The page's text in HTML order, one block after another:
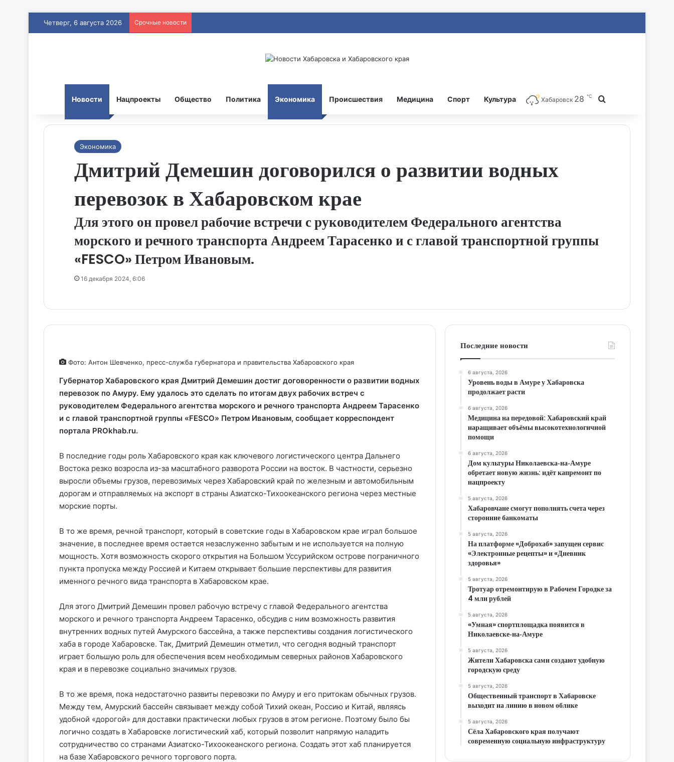
Четверг, 6 августа 2026 Срочные новости
Новости Нацпроекты Общество Политика Экономика Происшествия Медицина Спорт Культура Хабаровск 28 ℃
Экономика
Дмитрий Демешин договорился о развитии водных
перевозок в Хабаровском крае
Для этого он провел рабочие встречи с руководителем Федерального агентства
морского и речного транспорта Андреем Тарасенко и с главой транспортной группы
«FESCO» Петром Ивановым.
16 декабря 2024, 6:06
Фото: Антон Шевченко, пресс-служба губернатора и правительства Хабаровского края
Губернатор Хабаровского края Дмитрий Демешин достиг договоренности о развитии водных
перевозок по Амуру. Ему удалось это сделать по итогам двух рабочих встреч с
руководителем Федерального агентства морского и речного транспорта Андреем Тарасенко
и с главой транспортной группы «FESCO» Петром Ивановым, сообщает корреспондент
портала PROkhab.ru.
В последние годы роль Хабаровского края как ключевого логистического центра Дальнего
Востока резко возросла из-за масштабного разворота России на восток. В частности, серьезно
выросли объемы грузов, перевозимых через Хабаровский край по железным и автомобильным
дорогам и отправляемых на экспорт в страны Азиатско-Тихоокеанского региона через местные
морские порты.
В то же время, речной транспорт, который в советские годы в Хабаровском крае играл большое
значение, в последнее время остается незаслуженно забытым и не используется на полную
мощность. Хотя возможность скорого открытия на Большом Уссурийском острове пограничного
пункта пропуска между Россией и Китаем открывает большие перспективы для развития
именного речного вида транспорта в Хабаровском крае.
Для этого Дмитрий Демешин провел рабочую встречу с главой Федерального агентства
морского и речного транспорта Андреем Тарасенко, обсудив с ним возможность развития
внутренних водных путей Амурского бассейна, а также перспективы создания логистического
хаба в городе Хабаровске. Так, Дмитрий Демешин отметил, что сегодня водный транспорт
играет большую роль для обеспечения всем необходимым северных районов Хабаровского
края и в перевозке социально значимых грузов.
В то же время, пока недостаточно развиты перевозки по Амуру и его притокам обычных грузов.
Между тем, Амурский бассейн связывает между собой Тихий океан, Россию и Китай, являясь
удобной «дорогой» для доставки практически любых грузов в этом регионе. Поэтому было бы
логично создать в Хабаровске логистический хаб, который позволит напрямую наладить
сотрудничество со странами Азиатско-Тихоокеанского региона. Создать этот хаб планируется
на базе Хабаровского речного торгового порта.
Последние новости
6 августа, 2026
Уровень воды в Амуре у Хабаровска
продолжает расти
6 августа, 2026
Медицина на передовой: Хабаровский край
наращивает объёмы высокотехнологичной
помощи
6 августа, 2026
Дом культуры Николаевска‑на‑Амуре
обретает новую жизнь: идёт капремонт по
нацпроекту
5 августа, 2026
Хабаровчане смогут пополнять счета через
сторонние банкоматы
5 августа, 2026
На платформе «Доброхаб» запущен сервис
«Электронные рецепты» и «Дневник
здоровья»
5 августа, 2026
Тротуар отремонтирую в Рабочем Городке за
4 млн рублей
5 августа, 2026
«Умная» спортплощадка появится в
Николаевске‑на‑Амуре
5 августа, 2026
Жители Хабаровска сами создают удобную
городскую среду
5 августа, 2026
Общественный транспорт в Хабаровске
выходит на линию в новом облике
5 августа, 2026
Сёла Хабаровского края получают
современную социальную инфраструктуру